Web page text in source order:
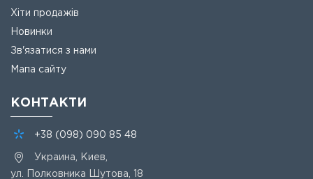
Хіти продажів
Новинки
Зв'язатися з нами
Мапа сайту
КОНТАКТИ
+38 (098) 090 85 48
Украина, Киев,
ул. Полковника Шутова, 18